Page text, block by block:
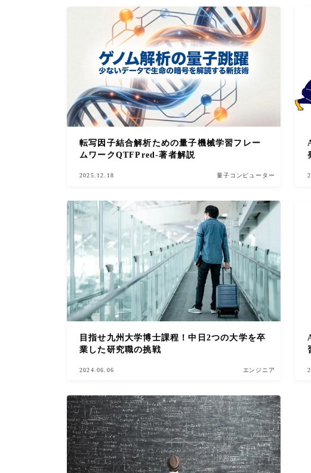
転写因子結合解析ための量子機械学習フレー
ムワークQTFPred-著者解説
2025.12.18 量子コンピューター
目指せ九州大学博士課程！中日2つの大学を卒
業した研究職の挑戦
2024.06.06 エンジニア